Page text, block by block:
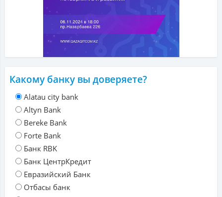
Какому банку вы доверяете?
Alatau city bank
Altyn Bank
Bereke Bank
Forte Bank
Банк RBK
Банк ЦентрКредит
Евразийский Банк
Отбасы банк